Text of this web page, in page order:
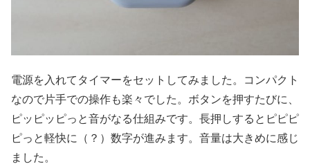
電源を入れてタイマーをセットしてみました。コンパクト
なので片手での操作も楽々でした。ボタンを押すたびに、
ピッピッピっと音がなる仕組みです。長押しするとピピピ
ピっと軽快に（？）数字が進みます。音量は大きめに感じ
ました。